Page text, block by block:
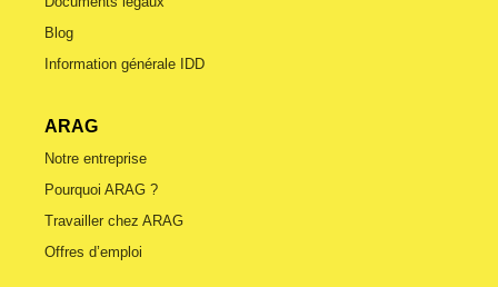
Blog
Information générale IDD
ARAG
Notre entreprise
Pourquoi ARAG ?
Travailler chez ARAG
Offres d’emploi